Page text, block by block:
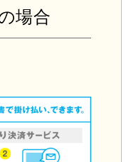
場合